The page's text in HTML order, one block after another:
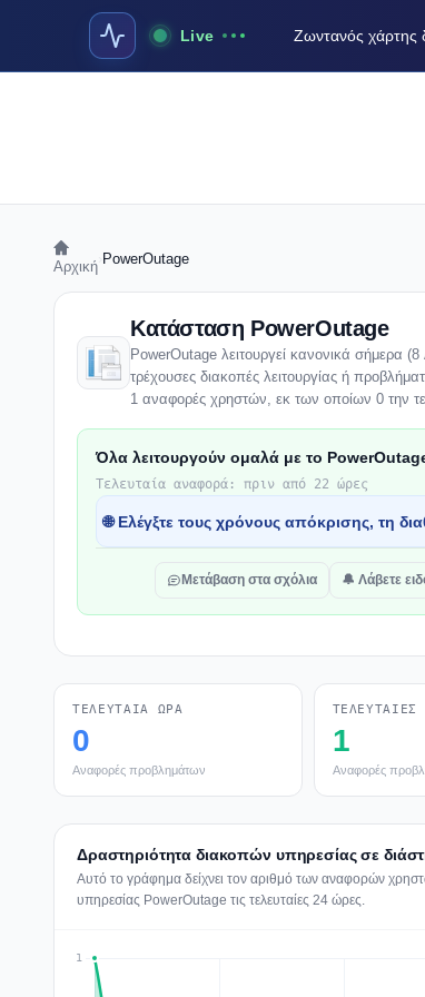
Live Ζωντανός χάρτης
Αρχική PowerOutage
Κατάσταση PowerOutage
PowerOutage λειτουργεί κανονικά σήμερα
τρέχουσες διακοπές λειτουργίας ή
1 αναφορές χρηστών, εκ των οποίων 0 την
Όλα λειτουργούν ομαλά με το
Τελευταία αναφορά: πριν από 22 ώρες
🌐 Ελέγξτε τους χρόνους απόκρισης, τη
Μετάβαση στα σχόλια 🔔 Λάβετε
ΤΕΛΕΥΤΑΊΑ ΏΡΑ
0
Αναφορές προβλημάτων
ΤΕΛΕΥΤΑΊΕΣ
1
Αναφορές
Δραστηριότητα διακοπών υπηρεσίας σε
Αυτό το γράφημα δείχνει τον αριθμό των αναφορών
υπηρεσίας PowerOutage τις τελευταίες 24 ώρες.